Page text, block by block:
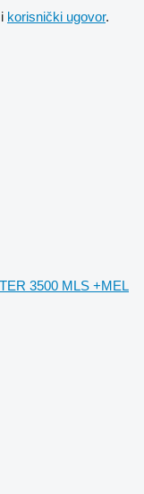
i korisnički ugovor.
3500 MLS +MEL